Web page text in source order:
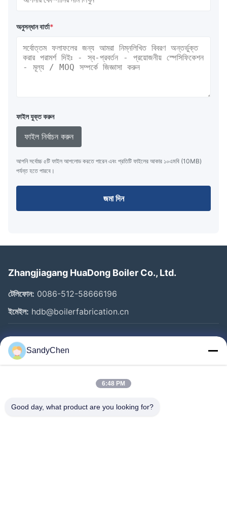
অনুসন্ধান বার্তা*
ফাইল যুক্ত করুন
ফাইল নির্বাচন করুন
আপনি সর্বোচ্চ ৫টি ফাইল আপলোড করতে পারেন এবং প্রতিটি ফাইলের আকার ১০এমবি (10MB)
পর্যন্ত হতে পারবে।
জমা দিন
Zhangjiagang HuaDong Boiler Co., Ltd.
টেলিফোন: 0086-512-58666196
ইমেইল: hdb@boilerfabrication.cn
গুরুত্বপূর্ণ সংযোগ
বাড়ি
ভিডিও
SandyChen
6:48 PM
Good day, what product are you looking for?